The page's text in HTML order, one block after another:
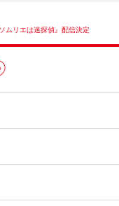
ムリエは迷探偵』配信決定